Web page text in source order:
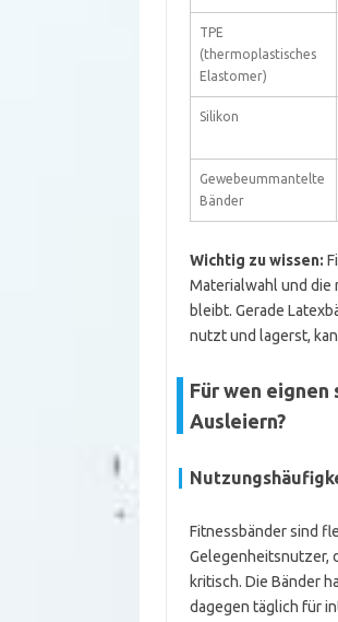
TPE
(thermoplastisches
Elastomer)
Silikon
Gewebeummantelte
Bänder
Wichtig zu wissen:
Materialwahl und die
bleibt. Gerade
nutzt und lagerst,
Für wen
Ausleiern?
Fitnessbänder sind
Gelegenheitsnutzer,
kritisch. Die Bänder
dagegen täglich für